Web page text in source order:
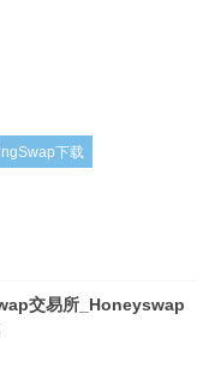
下载
交易所_Honeyswap